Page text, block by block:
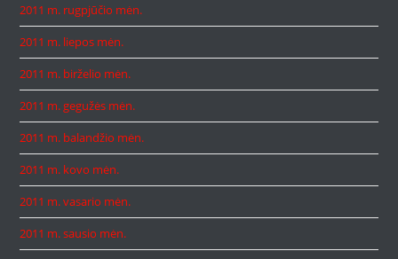
2011 m. rugpjūčio mėn.
2011 m. liepos mėn.
2011 m. birželio mėn.
2011 m. gegužės mėn.
2011 m. balandžio mėn.
2011 m. kovo mėn.
2011 m. vasario mėn.
2011 m. sausio mėn.